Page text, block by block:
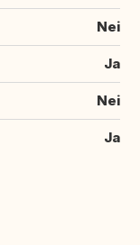
Nei
Ja
Nei
Ja